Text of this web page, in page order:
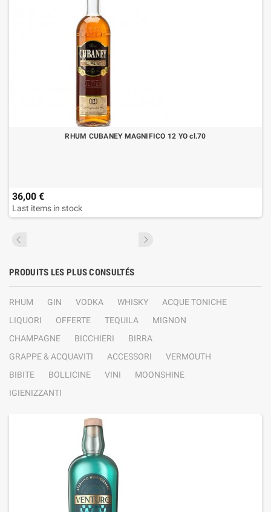
RHUM CUBANEY MAGNIFICO 12 YO cl.70
36,00 €
Last items in stock
PRODUITS LES PLUS CONSULTÉS
RHUM GIN VODKA WHISKY
ACQUE TONICHE
LIQUORI
OFFERTE TEQUILA
MIGNON
CHAMPAGNE
BICCHIERI
BIRRA
GRAPPE & ACQUAVITI
ACCESSORI
VERMOUTH
BIBITE
BOLLICINE VINI
MOONSHINE
IGIENIZZANTI